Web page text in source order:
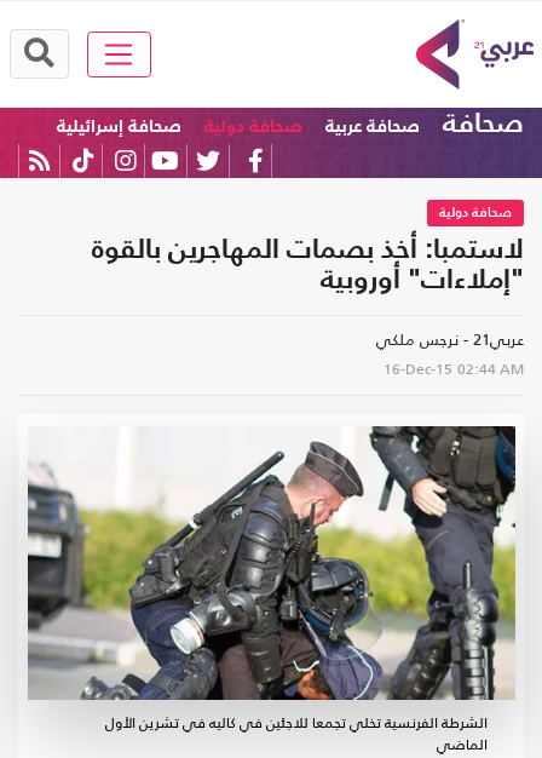
صحافة صحافة عربية صحافة دولية صحافة إسرائيلية
صحافة دولية
لاستمبا: أخذ بصمات المهاجرين بالقوة
"إملاءات" أوروبية
عربي21 - نرجس ملكي
16-Dec-15 02:44 AM
الشرطة الفرنسية تخلي تجمعا للاجئين في كاليه في تشرين الأول
الماضي